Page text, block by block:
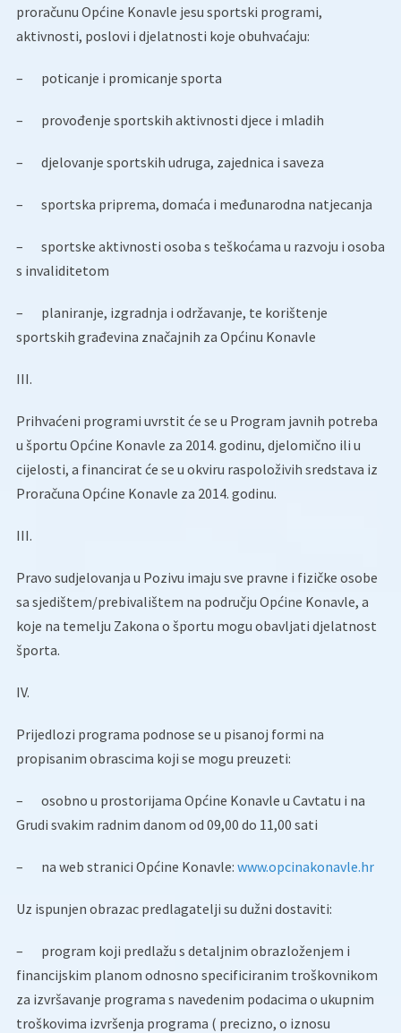
proračunu Općine Konavle jesu sportski programi,
aktivnosti, poslovi i djelatnosti koje obuhvaćaju:
– poticanje i promicanje sporta
– provođenje sportskih aktivnosti djece i mladih
– djelovanje sportskih udruga, zajednica i saveza
– sportska priprema, domaća i međunarodna natjecanja
–
sportske aktivnosti osoba s teškoćama u razvoju i osoba
s invaliditetom
–
planiranje, izgradnja i održavanje, te korištenje
sportskih građevina značajnih za Općinu Konavle
III.
Prihvaćeni programi uvrstit će se u Program javnih potreba
u športu Općine Konavle za 2014. godinu, djelomično ili u
cijelosti, a financirat će se u okviru raspoloživih sredstava iz
Proračuna Općine Konavle za 2014. godinu.
III.
Pravo sudjelovanja u Pozivu imaju sve pravne i fizičke osobe
sa sjedištem/prebivalištem na području Općine Konavle, a
koje na temelju Zakona o športu mogu obavljati djelatnost
športa.
IV.
Prijedlozi programa podnose se u pisanoj formi na
propisanim obrascima koji se mogu preuzeti:
–
osobno u prostorijama Općine Konavle u Cavtatu i na
Grudi svakim radnim danom od 09,00 do 11,00 sati
– na web stranici Općine Konavle: www.opcinakonavle.hr
Uz ispunjen obrazac predlagatelji su dužni dostaviti:
–
program koji predlažu s detaljnim obrazloženjem i
financijskim planom odnosno specificiranim troškovnikom
za izvršavanje programa s navedenim podacima o ukupnim
troškovima izvršenja programa ( precizno, o iznosu